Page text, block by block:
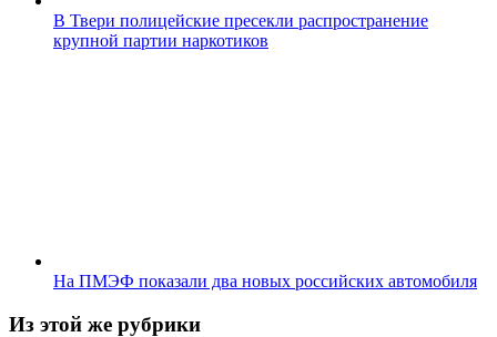
В Твери полицейские пресекли распространение
крупной партии наркотиков
На ПМЭФ показали два новых российских автомобиля
Из этой же рубрики